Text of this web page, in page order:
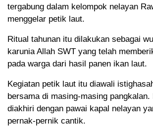
tergabung dalam kelompok nelayan
menggelar petik laut.
Ritual tahunan itu dilakukan sebagai
karunia Allah SWT yang telah
pada warga dari hasil panen ikan laut.
Kegiatan petik laut itu diawali
bersama di masing-masing pangkalan.
diakhiri dengan pawai kapal nelayan
pernak-pernik cantik.